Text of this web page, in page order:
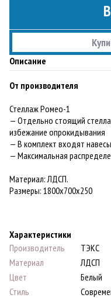
Описание
От производителя
Стеллаж Ромео-1
— Отдельно стоящий
избежание опрокидывания
— В комплект входят
— Максимальная
Материал: ЛДСП.
Paзмеры: 1800х700х250
Характеристики
Производитель
ТЭКС
Материал
ЛДСП
Цвет
Белый
Стиль